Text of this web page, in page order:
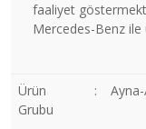
faaliyet
Mercedes-Benz ile
Ürün
Grubu
: